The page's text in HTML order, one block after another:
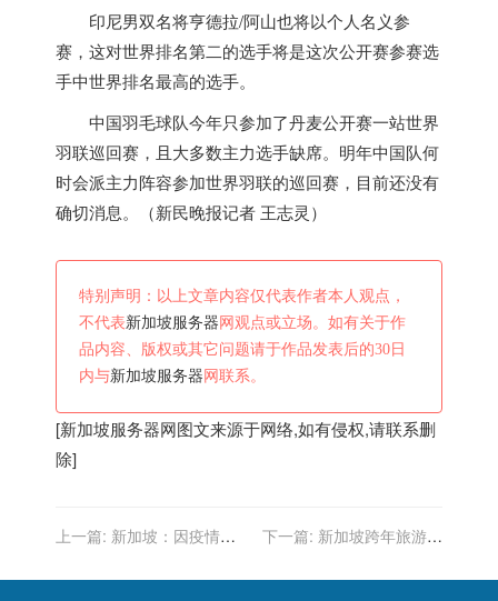
印尼男双名将亨德拉/阿山也将以个人名义参
赛，这对世界排名第二的选手将是这次公开赛参赛选
手中世界排名最高的选手。
中国羽毛球队今年只参加了丹麦公开赛一站世界
羽联巡回赛，且大多数主力选手缺席。明年中国队何
时会派主力阵容参加世界羽联的巡回赛，目前还没有
确切消息。（新民晚报记者 王志灵）
特别声明：以上文章内容仅代表作者本人观点，
不代表新加坡服务器 网观点或立场。如有关于作
品内容、版权或其它问题请于作品发表后的30日
内与新加坡服务器 网联系。
[新加坡服务器网图文来源于网络,如有侵权,请联系删
除]
上一篇: 新加坡：因疫情收
离售票活动
下一篇: 新加坡跨年旅游，